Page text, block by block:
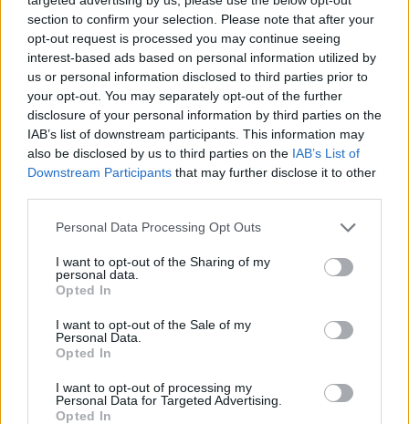
section to confirm your selection. Please note that after your
opt-out request is processed you may continue seeing
interest-based ads based on personal information utilized by
us or personal information disclosed to third parties prior to
your opt-out. You may separately opt-out of the further
disclosure of your personal information by third parties on the
IAB’s list of downstream participants. This information may
also be disclosed by us to third parties on the IAB’s List of
Downstream Participants that may further disclose it to other
Personal Data Processing Opt Outs
I want to opt-out of the Sharing of my
personal data.
Opted In
I want to opt-out of the Sale of my
Personal Data.
Opted In
I want to opt-out of processing my
Personal Data for Targeted Advertising.
Opted In